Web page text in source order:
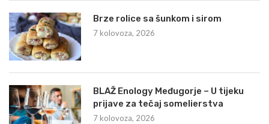
Brze rolice sa šunkom i sirom
7 kolovoza, 2026
BLAŽ Enology Međugorje – U tijeku
prijave za tečaj somelierstva
7 kolovoza, 2026